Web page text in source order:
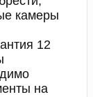
камеры
12
на